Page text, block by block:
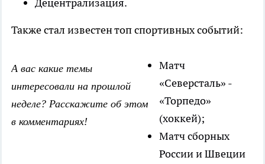
Децентрализация.
Также стал известен топ спортивных событий:
А вас какие темы
интересовали на прошлой
неделе? Расскажите об этом
в комментариях!
Матч
«Северсталь» -
«Торпедо»
(хоккей);
Матч сборных
России и Швеции